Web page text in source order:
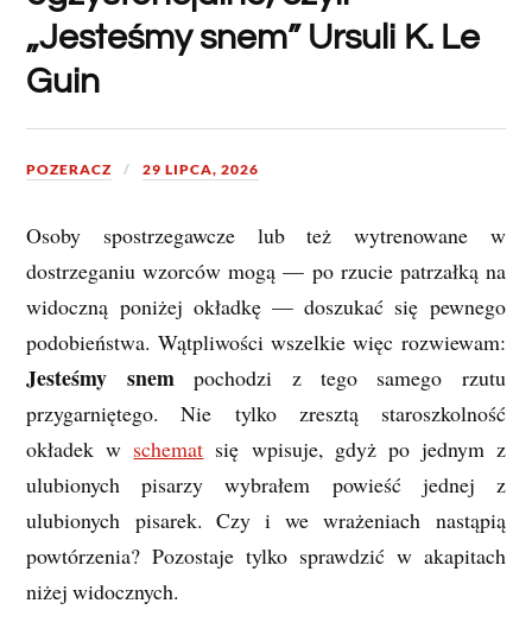
„Jesteśmy snem” Ursuli K. Le
Guin
POZERACZ 29 LIPCA, 2026
Osoby spostrzegawcze lub też wytrenowane w
dostrzeganiu wzorców mogą — po rzucie patrzałką na
widoczną poniżej okładkę — doszukać się pewnego
podobieństwa. Wątpliwości wszelkie więc rozwiewam:
Jesteśmy snem pochodzi z tego samego rzutu
przygarniętego. Nie tylko zresztą staroszkolność
okładek w schemat się wpisuje, gdyż po jednym z
ulubionych pisarzy wybrałem powieść jednej z
ulubionych pisarek. Czy i we wrażeniach nastąpią
powtórzenia? Pozostaje tylko sprawdzić w akapitach
niżej widocznych.